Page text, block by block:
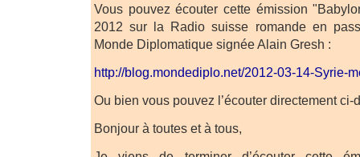
Vous pouvez écouter cette émission
2012 sur la Radio suisse romande en
Monde Diplomatique signée Alain Gresh :
http://blog.mondediplo.net/2012-03-14-Syrie-
Ou bien vous pouvez l’écouter directement ci-
Bonjour à toutes et à tous,